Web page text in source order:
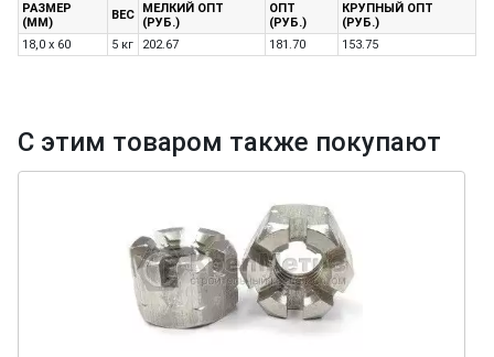
РАЗМЕР
(ММ)
ВЕС
МЕЛКИЙ ОПТ
(РУБ.)
ОПТ
(РУБ.)
КРУПНЫЙ ОПТ
(РУБ.)
18,0 x 60
5 кг 202.67 181.70 153.75
С этим товаром также покупают